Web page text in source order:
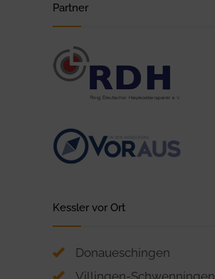
Partner
Kessler vor Ort
Donaueschingen
Villingen-Schwenningen